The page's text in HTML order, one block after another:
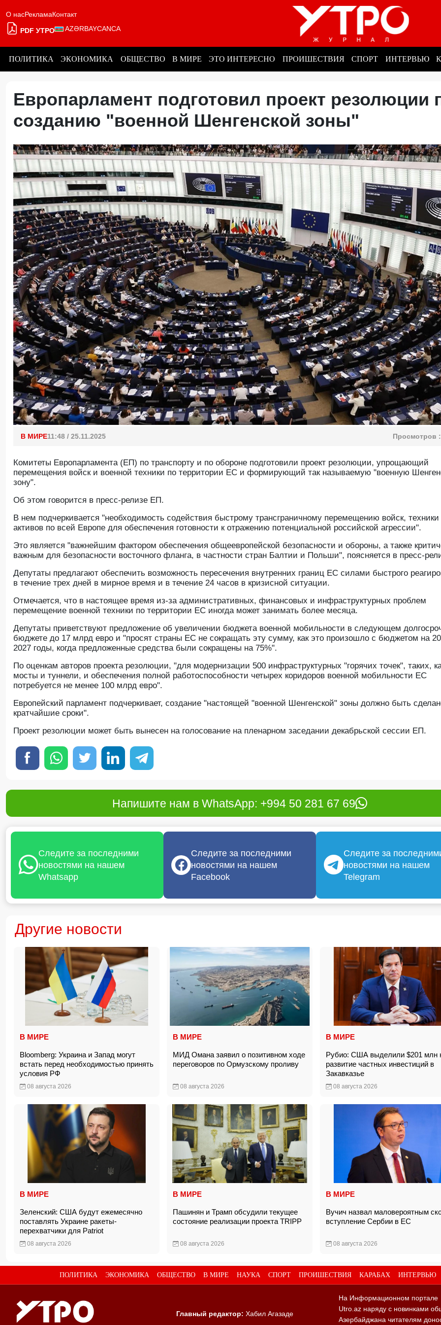
О насРекламаКонтакт
PDF УТРО AZƏRBAYCANCA
ПОЛИТИКА ЭКОНОМИКА ОБЩЕСТВО В МИРЕ ЭТО ИНТЕРЕСНО ПРОИШЕСТВИЯ СПОРТ ИНТЕРВЬЮ
Европарламент подготовил проект резолюции
созданию "военной Шенгенской зоны"
В МИРЕ11:48 / 25.11.2025 Просмотров :
Комитеты Европарламента (ЕП) по транспорту и по обороне подготовили проект резолюции, упрощающий
перемещения войск и военной техники по территории ЕС и формирующий так называемую "военную
зону".
Oб этом говорится в пресс-релизе ЕП.
В нем подчеркивается "необходимость содействия быстрому трансграничному перемещению войск, техники
активов по всей Европе для обеспечения готовности к отражению потенциальной российской агрессии".
Это является "важнейшим фактором обеспечения общеевропейской безопасности и обороны, а также
важным для безопасности восточного фланга, в частности стран Балтии и Польши", поясняется в пресс-
Депутаты предлагают обеспечить возможность пересечения внутренних границ ЕС силами быстрого
в течение трех дней в мирное время и в течение 24 часов в кризисной ситуации.
Отмечается, что в настоящее время из-за административных, финансовых и инфраструктурных проблем
перемещение военной техники по территории ЕС иногда может занимать более месяца.
Депутаты приветствуют предложение об увеличении бюджета военной мобильности в следующем
бюджете до 17 млрд евро и "просят страны ЕС не сокращать эту сумму, как это произошло с бюджетом на
2027 годы, когда предложенные средства были сокращены на 75%".
По оценкам авторов проекта резолюции, "для модернизации 500 инфраструктурных "горячих точек", таких,
мосты и туннели, и обеспечения полной работоспособности четырех коридоров военной мобильности ЕС
потребуется не менее 100 млрд евро".
Европейский парламент подчеркивает, создание "настоящей "военной Шенгенской" зоны должно быть
кратчайшие сроки".
Проект резолюции может быть вынесен на голосование на пленарном заседании декабрьской сессии ЕП.
Напишите нам в WhatsApp: +994 50 281 67 69
Следите за последними
новостями на нашем
Whatsapp
Следите за последними
новостями на нашем
Facebook
Следите за
новостями на нашем
Telegram
Другие новости
В МИРЕ
Bloomberg: Украина и Запад могут
встать перед необходимостью принять
условия РФ
08 августа 2026
В МИРЕ
МИД Омана заявил о позитивном ходе
переговоров по Ормузскому проливу
08 августа 2026
В МИРЕ
Рубио: США выделили $201 млн
развитие частных инвестиций в
Закавказье
08 августа 2026
В МИРЕ
Зеленский: США будут ежемесячно
поставлять Украине ракеты-
перехватчики для Patriot
08 августа 2026
В МИРЕ
Пашинян и Трамп обсудили текущее
состояние реализации проекта TRIPP
08 августа 2026
В МИРЕ
Вучич назвал маловероятным
вступление Сербии в ЕС
08 августа 2026
ПОЛИТИКА ЭКОНОМИКА ОБЩЕСТВО В МИРЕ НАУКА СПОРТ ПРОИШЕСТВИЯ КАРАБАХ ИНТЕРВЬЮ
Главный редактор: Хабил Агазаде
На Информационном портале
Utro.az наряду с новинками
Азербайджана читателям